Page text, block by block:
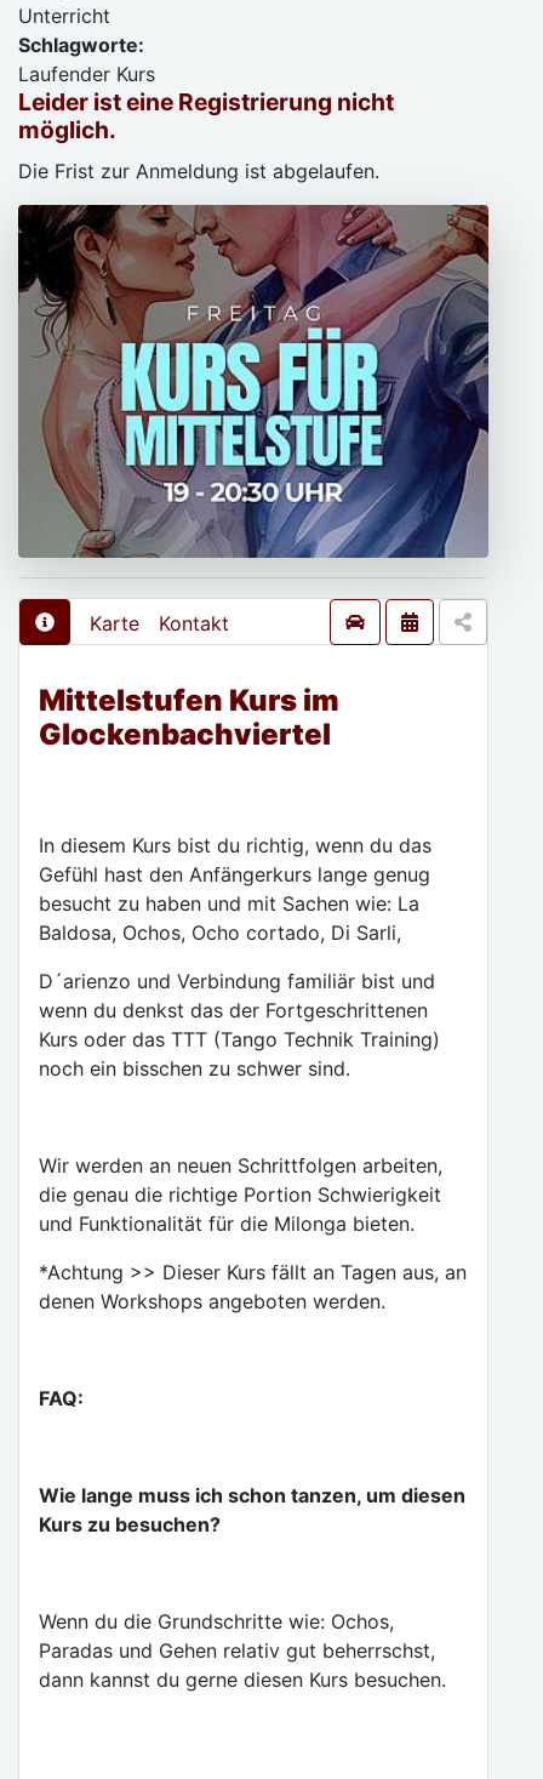
Unterricht
Schlagworte:
Laufender Kurs
Leider ist eine Registrierung nicht
möglich.
Die Frist zur Anmeldung ist abgelaufen.
Karte Kontakt
Mittelstufen Kurs im
Glockenbachviertel
In diesem Kurs bist du richtig, wenn du das
Gefühl hast den Anfängerkurs lange genug
besucht zu haben und mit Sachen wie: La
Baldosa, Ochos, Ocho cortado, Di Sarli,
D´arienzo und Verbindung familiär bist und
wenn du denkst das der Fortgeschrittenen
Kurs oder das TTT (Tango Technik Training)
noch ein bisschen zu schwer sind.
Wir werden an neuen Schrittfolgen arbeiten,
die genau die richtige Portion Schwierigkeit
und Funktionalität für die Milonga bieten.
*Achtung >> Dieser Kurs fällt an Tagen aus, an
denen Workshops angeboten werden.
FAQ:
Wie lange muss ich schon tanzen, um diesen
Kurs zu besuchen?
Wenn du die Grundschritte wie: Ochos,
Paradas und Gehen relativ gut beherrschst,
dann kannst du gerne diesen Kurs besuchen.